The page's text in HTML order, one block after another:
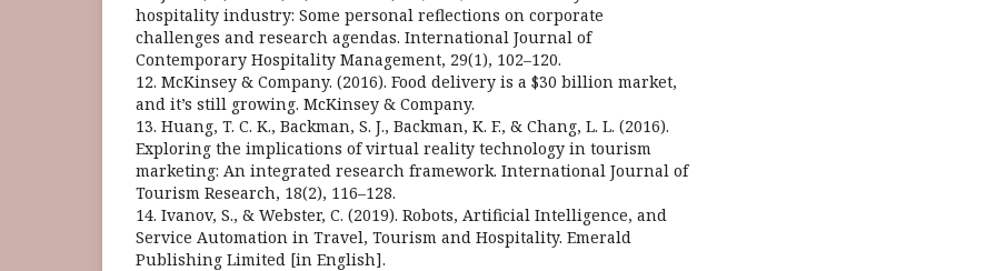
hospitality industry: Some personal reflections on corporate
challenges and research agendas. International Journal of
Contemporary Hospitality Management, 29(1), 102–120.
12. McKinsey & Company. (2016). Food delivery is a $30 billion market,
and it’s still growing. McKinsey & Company.
13. Huang, T. C. K., Backman, S. J., Backman, K. F., & Chang, L. L. (2016).
Exploring the implications of virtual reality technology in tourism
marketing: An integrated research framework. International Journal of
Tourism Research, 18(2), 116–128.
14. Ivanov, S., & Webster, C. (2019). Robots, Artificial Intelligence, and
Service Automation in Travel, Tourism and Hospitality. Emerald
Publishing Limited [in English].